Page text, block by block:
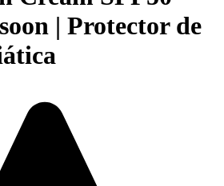
| Protector de